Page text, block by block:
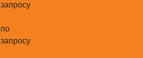
запросу
по
запросу